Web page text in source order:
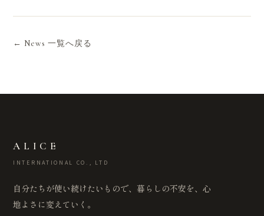
← News 一覧へ戻る
ALICE
INTERNATIONAL CO., LTD
自分たちが使い続けたいもので、暮らしの不安を、心
地よさに変えていく。